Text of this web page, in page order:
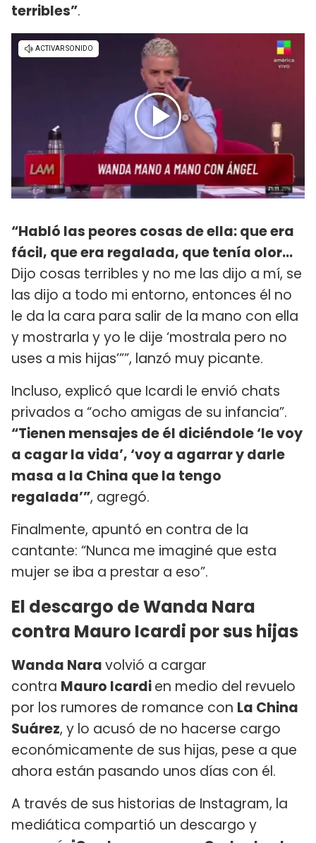
terribles”.
“Habló las peores cosas de ella: que era
fácil, que era regalada, que tenía olor...
Dijo cosas terribles y no me las dijo a mí, se
las dijo a todo mi entorno, entonces él no
le da la cara para salir de la mano con ella
y mostrarla y yo le dije ‘mostrala pero no
uses a mis hijas’””, lanzó muy picante.
Incluso, explicó que Icardi le envió chats
privados a “ocho amigas de su infancia”.
“Tienen mensajes de él diciéndole ‘le voy
a cagar la vida’, ‘voy a agarrar y darle
masa a la China que la tengo
regalada’”, agregó.
Finalmente, apuntó en contra de la
cantante: “Nunca me imaginé que esta
mujer se iba a prestar a eso”.
El descargo de Wanda Nara
contra Mauro Icardi por sus hijas
Wanda Naravolvió a cargar
contra Mauro Icardien medio del revuelo
por los rumores de romance con La China
Suárez, y lo acusó de no hacerse cargo
económicamente de sus hijas, pese a que
ahora están pasando unos días con él.
A través de sus historias de Instagram, la
mediática compartió un descargo y